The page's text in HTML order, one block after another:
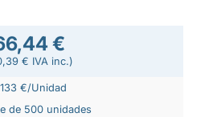
€
€ IVA inc.)
€/Unidad
de 500 unidades